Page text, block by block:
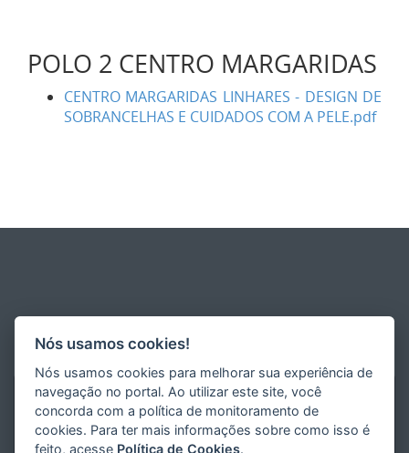
POLO 2 CENTRO MARGARIDAS
CENTRO MARGARIDAS LINHARES - DESIGN DE
SOBRANCELHAS E CUIDADOS COM A PELE.pdf
Nós usamos cookies!
Nós usamos cookies para melhorar sua experiência de
navegação no portal. Ao utilizar este site, você
concorda com a política de monitoramento de
cookies. Para ter mais informações sobre como isso é
feito, acesse Política de Cookies.